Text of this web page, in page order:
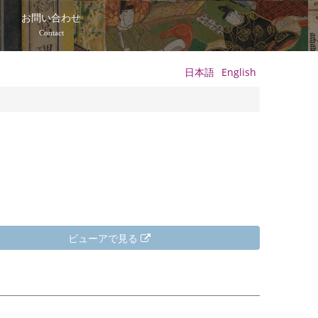
お問い合わせ
Contact
日本語 English
ビューアで見る